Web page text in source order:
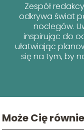
Zespół
odkrywa świat
noclegów.
inspirując do
ułatwiając
się na tym, by
Może Cię